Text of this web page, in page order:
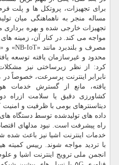
برای تجهیزات، پروتکل ها و پلت
مساله منجر به ناهماهنگی میان
تجهیزات خارجی شده و بهره برداری
مواجه می کند. در کنار آن، زمینه
محدود و غیرسازمان یافته توسعه
کرد: از نظر زیرساختی نیز
نابرابر اینترنت پرسرعت، خصوصاً
یافته، مانع از گسترش خدمات
کشاورزی دقیق یا سلامت ازراه
دیتاسنترهای بومی با ظرفیت و
داده های تولیدشده توسط دستگاه
راه پیشرفت است. نبود مدلهای
خدمات اینترنت اشیا نیز باعث شده
با تردید مواجه شوند. رییس کمیته
انجمن ملی ترویج اینترنت اشیا و